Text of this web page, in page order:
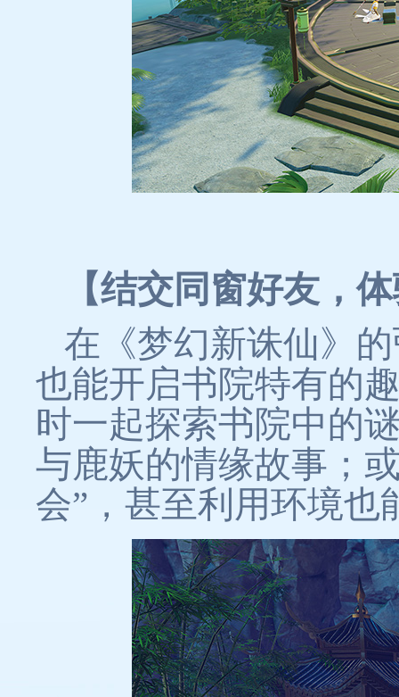
【结交同窗好友，
在《梦幻新诛仙》
也能开启书院特有的
时一起探索书院中的
与鹿妖的情缘故事；
会”，甚至利用环境也